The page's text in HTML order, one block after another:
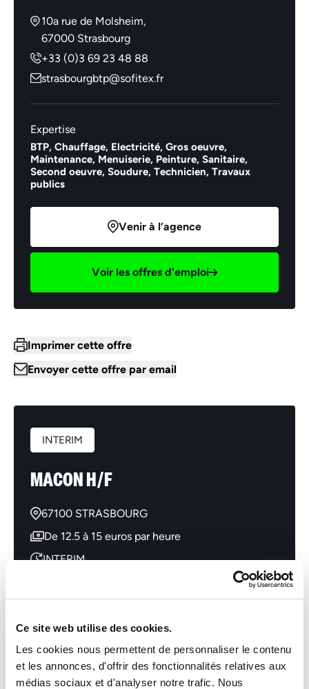
Ce site web utilise des cookies.
Les cookies nous permettent de personnaliser le contenu
et les annonces, d'offrir des fonctionnalités relatives aux
médias sociaux et d'analyser notre trafic. Nous
10a rue de Molsheim,
67000 Strasbourg
+33 (0)3 69 23 48 88
strasbourgbtp@sofitex.fr
Expertise
BTP, Chauffage, Electricité, Gros oeuvre,
Maintenance, Menuiserie, Peinture, Sanitaire,
Second oeuvre, Soudure, Technicien, Travaux
publics
Venir à l’agence
Voir les offres d'emploi
Imprimer cette offre
Envoyer cette offre par email
INTERIM
MACON H/F
67100 STRASBOURG
De 12.5 à 15 euros par heure
INTERIM
29/06/2026
Numéro de référence
DM1FS6DNV9EO
Email *